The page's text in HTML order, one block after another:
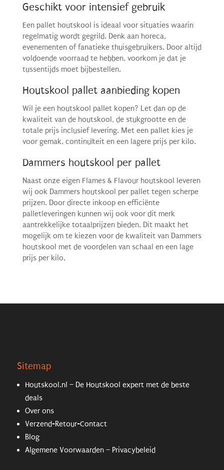
Geschikt voor intensief gebruik
Een pallet houtskool is ideaal voor situaties waarin
regelmatig wordt gegrild. Denk aan horeca,
evenementen of fanatieke thuisgebruikers. Door altijd
voldoende voorraad te hebben, voorkom je dat je
tussentijds moet bijbestellen.
Houtskool pallet aanbieding kopen
Wil je een houtskool pallet kopen? Let dan op de
kwaliteit van de houtskool, de stukgrootte en de
totale prijs inclusief levering. Met een pallet kies je
voor gemak, continuïteit en een lagere prijs per kilo.
Dammers houtskool per pallet
Naast onze eigen Flames & Flavour houtskool leveren
wij ook Dammers houtskool per pallet tegen scherpe
prijzen. Door directe inkoop en efficiënte
palletleveringen kunnen wij ook voor dit merk
aantrekkelijke totaalprijzen bieden. Dit maakt het
mogelijk om te kiezen voor de kwaliteit van Dammers
houtskool met de voordelen van schaal en een lage
prijs per kilo.
Sitemap
Houtskool.nl – De Houtskool expert met de beste
deals
Over ons
Verzend-Retour-Contact
Blog
Algemene Voorwaarden – Privacybeleid